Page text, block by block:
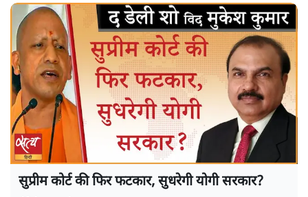
सुप्रीम कोर्ट की फिर फटकार, सुधरेगी योगी सरकार?